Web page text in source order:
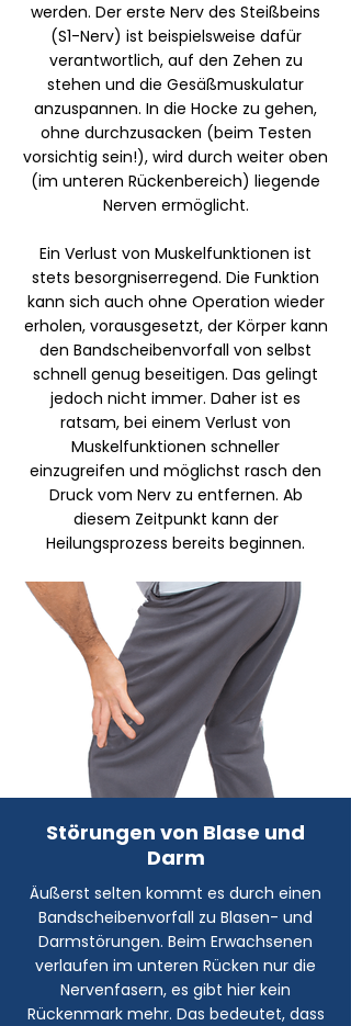
werden. Der erste Nerv des Steißbeins
(S1-Nerv) ist beispielsweise dafür
verantwortlich, auf den Zehen zu
stehen und die Gesäßmuskulatur
anzuspannen. In die Hocke zu gehen,
ohne durchzusacken (beim Testen
vorsichtig sein!), wird durch weiter oben
(im unteren Rückenbereich) liegende
Nerven ermöglicht.
Ein Verlust von Muskelfunktionen ist
stets besorgniserregend. Die Funktion
kann sich auch ohne Operation wieder
erholen, vorausgesetzt, der Körper kann
den Bandscheibenvorfall von selbst
schnell genug beseitigen. Das gelingt
jedoch nicht immer. Daher ist es
ratsam, bei einem Verlust von
Muskelfunktionen schneller
einzugreifen und möglichst rasch den
Druck vom Nerv zu entfernen. Ab
diesem Zeitpunkt kann der
Heilungsprozess bereits beginnen.
Störungen von Blase und
Darm
Äußerst selten kommt es durch einen
Bandscheibenvorfall zu Blasen- und
Darmstörungen. Beim Erwachsenen
verlaufen im unteren Rücken nur die
Nervenfasern, es gibt hier kein
Rückenmark mehr. Das bedeutet, dass